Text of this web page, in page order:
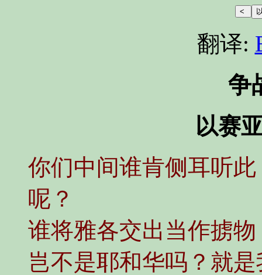
翻译:
争
以赛
你们中间谁肯侧耳听
呢？
谁将雅各交出当作掳
岂不是耶和华吗？就